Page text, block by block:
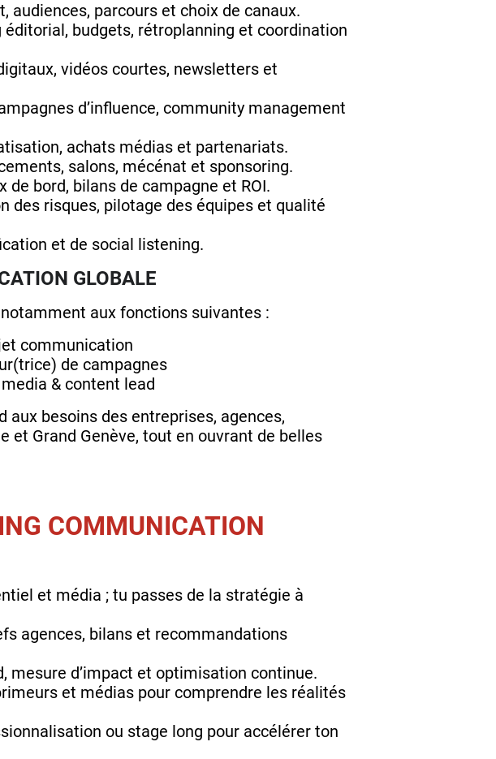
parcours et choix de canaux.
budgets, rétroplanning et coordination
vidéos courtes, newsletters et
d’influence, community management
achats médias et partenariats.
salons, mécénat et sponsoring.
bord, bilans de campagne et ROI.
des risques, pilotage des équipes et qualité
et de social listening.
GLOBALE
notamment aux fonctions suivantes :
communication
de campagnes
& content lead
aux besoins des entreprises, agences,
et Grand Genève, tout en ouvrant de belles
COMMUNICATION
et média ; tu passes de la stratégie à
agences, bilans et recommandations
mesure d’impact et optimisation continue.
et médias pour comprendre les réalités
ou stage long pour accélérer ton